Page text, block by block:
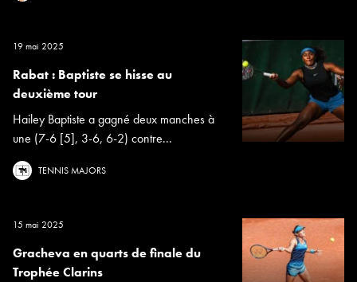
19 mai 2025
Rabat : Baptiste se hisse au
deuxième tour
Hailey Baptiste a gagné deux manches à
une (7-6 [5], 3-6, 6-2) contre...
TENNIS MAJORS
15 mai 2025
Gracheva en quarts de finale du
Trophée Clarins